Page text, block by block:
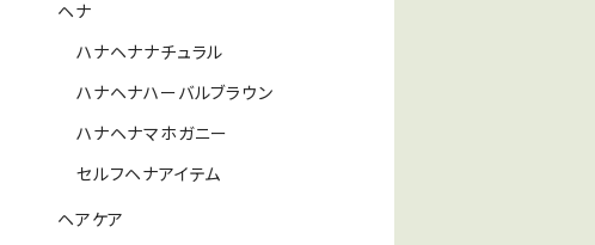
ヘナ
ハナヘナナチュラル
ハナヘナハーバルブラウン
ハナヘナマホガニー
セルフヘナアイテム
ヘアケア